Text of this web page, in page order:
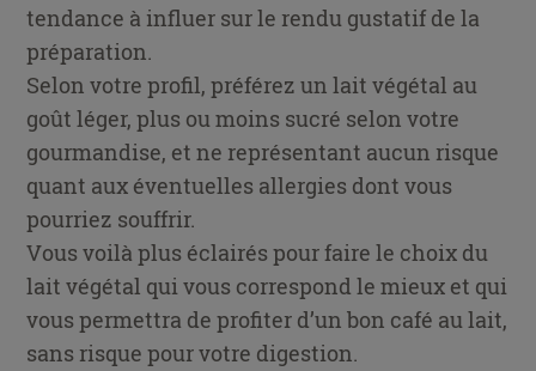
tendance à influer sur le rendu gustatif de la
préparation.
Selon votre profil, préférez un lait végétal au
goût léger, plus ou moins sucré selon votre
gourmandise, et ne représentant aucun risque
quant aux éventuelles allergies dont vous
pourriez souffrir.
Vous voilà plus éclairés pour faire le choix du
lait végétal qui vous correspond le mieux et qui
vous permettra de profiter d’un bon café au lait,
sans risque pour votre digestion.